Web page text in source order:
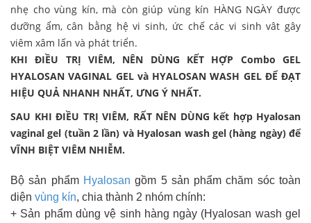
nhẹ cho vùng kín, mà còn giúp vùng kín HÀNG NGÀY được
dưỡng ẩm, cân bằng hệ vi sinh, ức chế các vi sinh vât gây
viêm xâm lấn và phát triển.
KHI ĐIỀU TRỊ VIÊM, NÊN DÙNG KẾT HỢP Combo GEL
HYALOSAN VAGINAL GEL và HYALOSAN WASH GEL ĐỂ ĐẠT
HIỆU QUẢ NHANH NHẤT, ƯNG Ý NHẤT.
SAU KHI ĐIỀU TRỊ VIÊM, RẤT NÊN DÙNG kết hợp Hyalosan
vaginal gel (tuần 2 lần) và Hyalosan wash gel (hàng ngày) để
VĨNH BIỆT VIÊM NHIỄM.
Bộ sản phẩm Hyalosan gồm 5 sản phẩm chăm sóc toàn
diện vùng kín, chia thành 2 nhóm chính:
+ Sản phẩm dùng vệ sinh hàng ngày (Hyalosan wash gel